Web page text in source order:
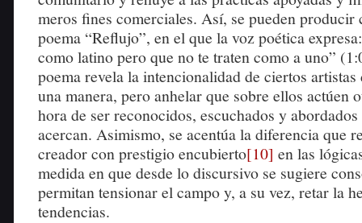
meros fines comerciales. Así, se pueden producir
poema “Reflujo”, en el que la voz poética
como latino pero que no te traten como a uno”
poema revela la intencionalidad de ciertos artistas
una manera, pero anhelar que sobre ellos actúen
hora de ser reconocidos, escuchados y
acercan. Asimismo, se acentúa la diferencia que
creador con prestigio encubierto[10] en las
medida en que desde lo discursivo se sugiere
permitan tensionar el campo y, a su vez, retar la
tendencias.